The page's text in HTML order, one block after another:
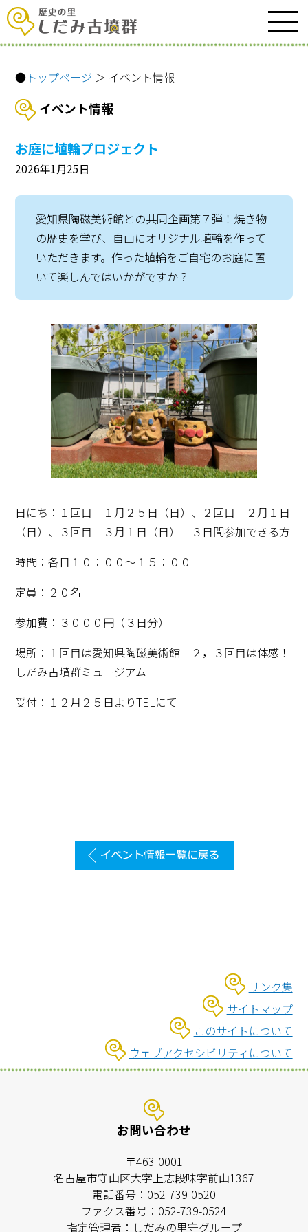
● トップページ ＞ イベント情報
イベント情報
お庭に埴輪プロジェクト
2026年1月25日
愛知県陶磁美術館との共同企画第７弾！焼き物
の歴史を学び、自由にオリジナル埴輪を作って
いただきます。作った埴輪をご自宅のお庭に置
いて楽しんではいかがですか？
日にち：１回目 １月２５日（日）、２回目 ２月１日
（日）、３回目 ３月１日（日） ３日間参加できる方
時間：各日１０：００～１５：００
定員：２０名
参加費：３０００円（３日分）
場所：１回目は愛知県陶磁美術館 ２，３回目は体感！
しだみ古墳群ミュージアム
受付：１２月２５日よりTELにて
リンク集
サイトマップ
このサイトについて
ウェブアクセシビリティについて
お問い合わせ
〒463-0001
名古屋市守山区大字上志段味字前山1367
電話番号：052-739-0520
ファクス番号：052-739-0524
指定管理者：しだみの里守グループ